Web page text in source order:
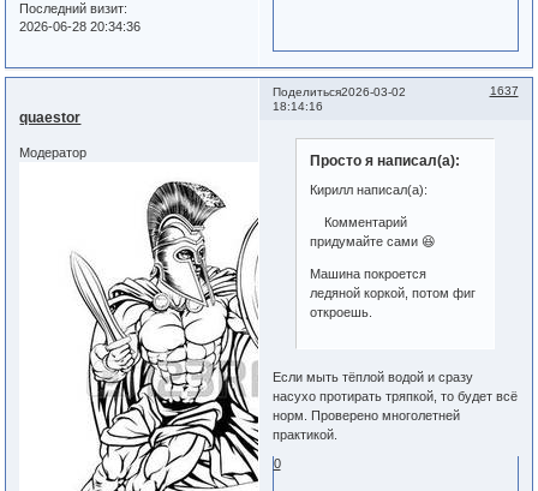
Последний визит:
2026-06-28 20:34:36
Поделиться 1637
2026-03-02
18:14:16
quaestor
Модератор Просто я написал(а):
Кирилл написал(а):
Комментарий
придумайте сами 😆
Машина покроется
ледяной коркой, потом фиг
откроешь.
Если мыть тёплой водой и сразу
насухо протирать тряпкой, то будет всё
норм. Проверено многолетней
практикой.
0